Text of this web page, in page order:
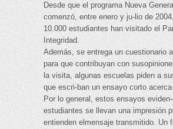
Desde que el programa Nueva
comenzó, entre enero y ju-lio de
10.000 estudiantes han visitado el
Integridad.
Además, se entrega un cuestionario
para que contribuyan con
la visita, algunas escuelas piden a
que escri-ban un ensayo corto
Por lo general, estos ensayos
estudiantes se llevan una impresión
entienden elmensaje transmitido. Un